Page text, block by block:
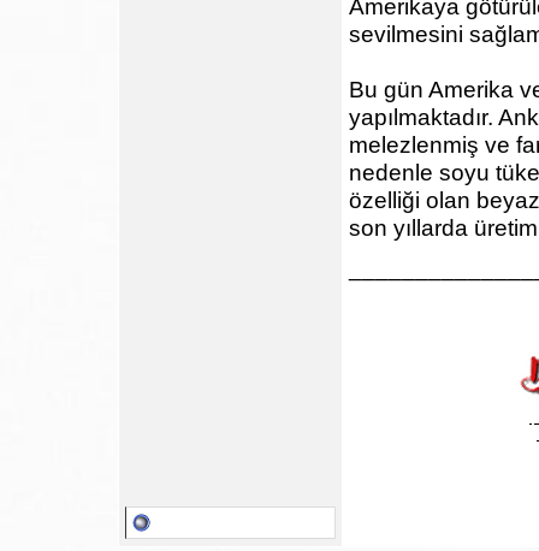
Amerikaya
sevilmesini
Bu gün Amerika
yapılmaktadır.
melezlenmiş ve
nedenle soyu
özelliği olan
son yıllarda